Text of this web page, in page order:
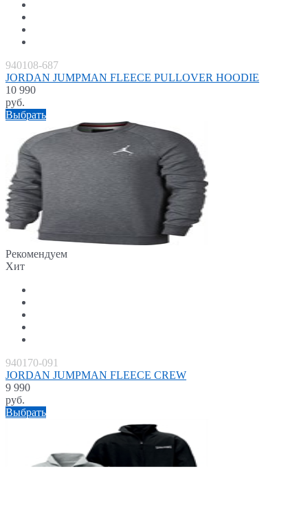
940108-687
JORDAN JUMPMAN FLEECE PULLOVER HOODIE
10 990
руб.
Выбрать
Рекомендуем
Хит
940170-091
JORDAN JUMPMAN FLEECE CREW
9 990
руб.
Выбрать